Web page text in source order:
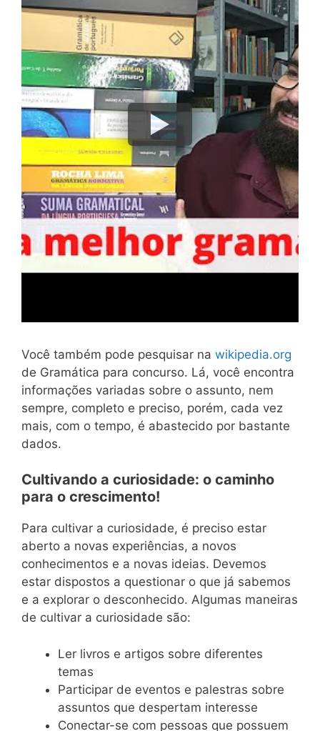
Você também pode pesquisar na wikipedia.org
de Gramática para concurso. Lá, você encontra
informações variadas sobre o assunto, nem
sempre, completo e preciso, porém, cada vez
mais, com o tempo, é abastecido por bastante
dados.
Cultivando a curiosidade: o caminho
para o crescimento!
Para cultivar a curiosidade, é preciso estar
aberto a novas experiências, a novos
conhecimentos e a novas ideias. Devemos
estar dispostos a questionar o que já sabemos
e a explorar o desconhecido. Algumas maneiras
de cultivar a curiosidade são:
Ler livros e artigos sobre diferentes
temas
Participar de eventos e palestras sobre
assuntos que despertam interesse
Conectar-se com pessoas que possuem